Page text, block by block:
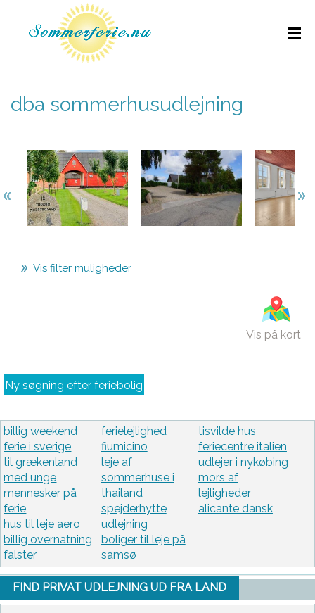
dba sommerhusudlejning
Vis filter muligheder
Vis på kort
Ny søgning efter feriebolig
billig weekend
ferie i sverige
til grækenland
med unge
mennesker på
ferie
hus til leje aero
billig overnatning
falster
ferielejlighed
fiumicino
leje af
sommerhuse i
thailand
spejderhytte
udlejning
boliger til leje på
samsø
tisvilde hus
feriecentre italien
udlejer i nykøbing
mors af
lejligheder
alicante dansk
FIND PRIVAT UDLEJNING UD FRA LAND